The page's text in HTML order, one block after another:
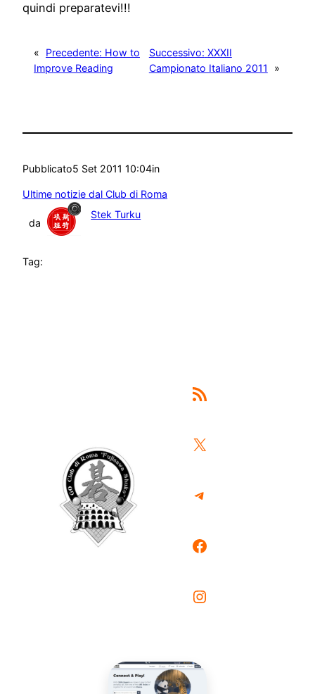
quindi preparatevi!!!
« Precedente: How to
Improve Reading
Successivo: XXXII
Campionato Italiano 2011
»
Pubblicato5 Set 2011 10:04in
Ultime notizie dal Club di Roma
da
Stek Turku
Tag:
Feed RSS
X
Telegram
Facebook
Instagram